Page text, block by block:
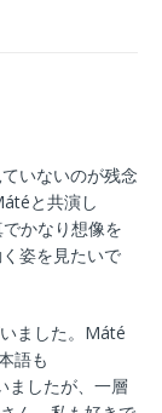
いないのが残念
と共演し
かなり想像を
姿を見たいで
ました。Máté
語も
ましたが、一層